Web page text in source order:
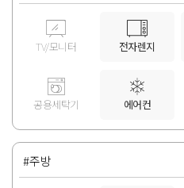
TV/모니터 전자렌지
공용세탁기 에어컨
#주방